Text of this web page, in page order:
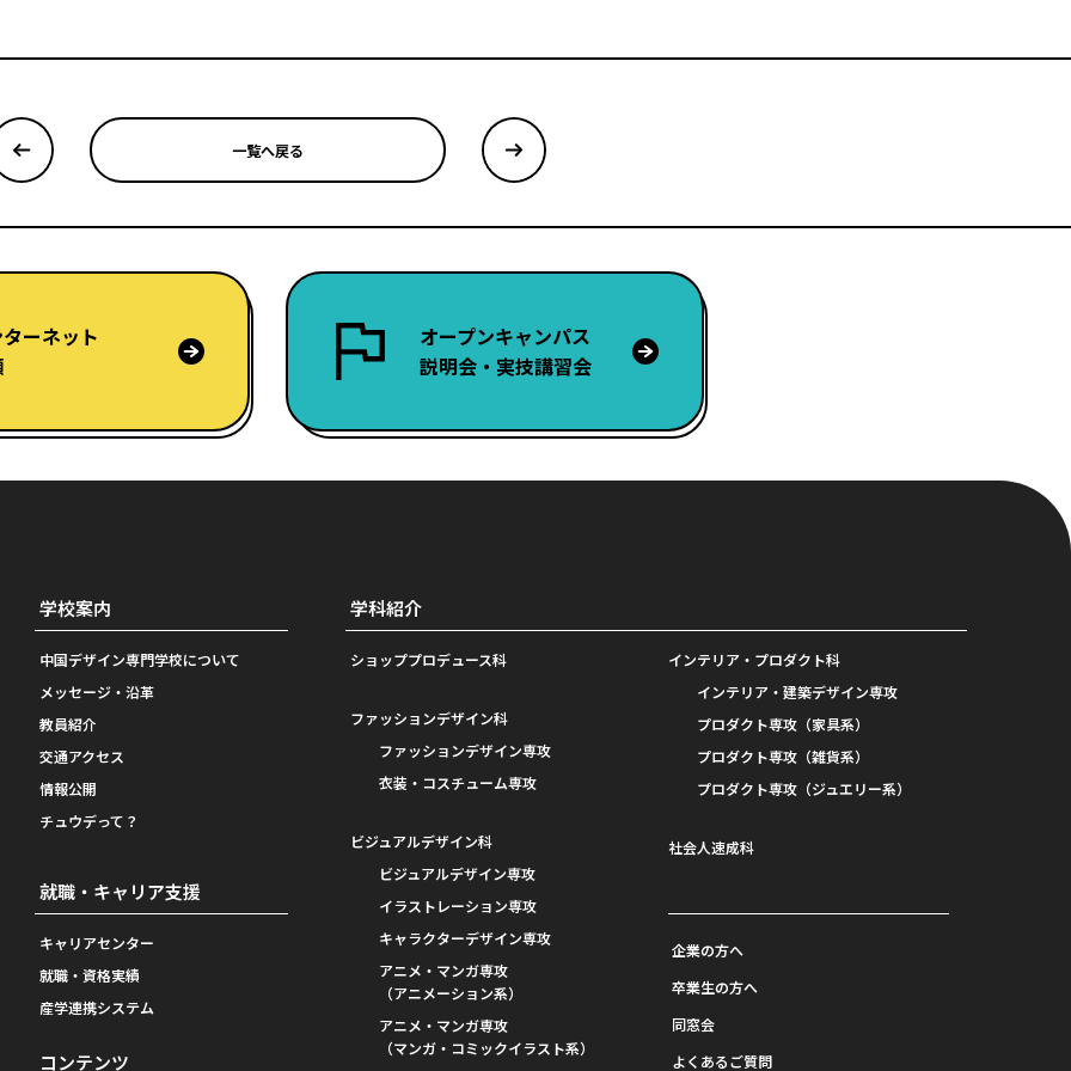
一覧へ戻る
ーネット
オープンキャンパス
説明会・実技講習会
学校案内
中国デザイン専門学校について
メッセージ・沿革
教員紹介
交通アクセス
情報公開
チュウデって？
就職・キャリア支援
キャリアセンター
就職・資格実績
産学連携システム
コンテンツ
学科紹介
ショッププロデュース科
ファッションデザイン科
ファッションデザイン専攻
衣装・コスチューム専攻
ビジュアルデザイン科
ビジュアルデザイン専攻
イラストレーション専攻
キャラクターデザイン専攻
アニメ・マンガ専攻
（アニメーション系）
アニメ・マンガ専攻
（マンガ・コミックイラスト系）
インテリア・プロダクト科
インテリア・建築デザイン専攻
プロダクト専攻（家具系）
プロダクト専攻（雑貨系）
プロダクト専攻（ジュエリー系）
社会人速成科
企業の方へ
卒業生の方へ
同窓会
よくあるご質問